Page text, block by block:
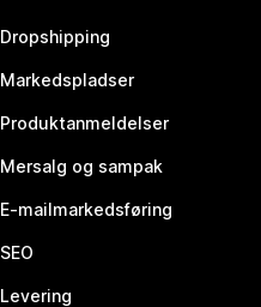
Dropshipping
Markedspladser
Produktanmeldelser
Mersalg og sampak
E-mailmarkedsføring
SEO
Levering